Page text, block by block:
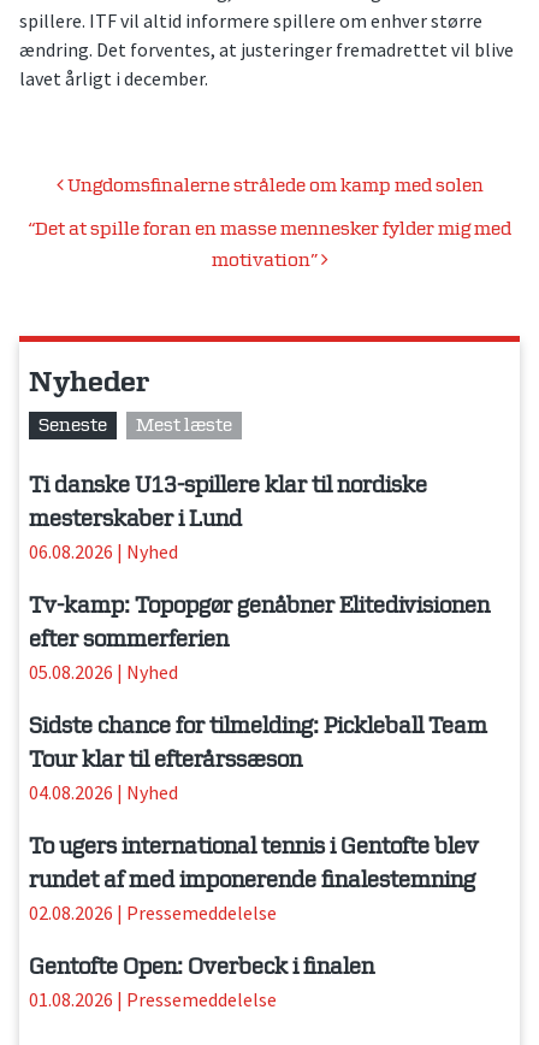
spillere. ITF vil altid informere spillere om enhver større
ændring. Det forventes, at justeringer fremadrettet vil blive
lavet årligt i december.
Indlægsnavigation
Ungdomsfinalerne strålede om kamp med solen
“Det at spille foran en masse mennesker fylder mig med
motivation”
Nyheder
Seneste Mest læste
Ti danske U13-spillere klar til nordiske
mesterskaber i Lund
06.08.2026 | Nyhed
Tv-kamp: Topopgør genåbner Elitedivisionen
efter sommerferien
05.08.2026 | Nyhed
Sidste chance for tilmelding: Pickleball Team
Tour klar til efterårssæson
04.08.2026 | Nyhed
To ugers international tennis i Gentofte blev
rundet af med imponerende finalestemning
02.08.2026 | Pressemeddelelse
Gentofte Open: Overbeck i finalen
01.08.2026 | Pressemeddelelse